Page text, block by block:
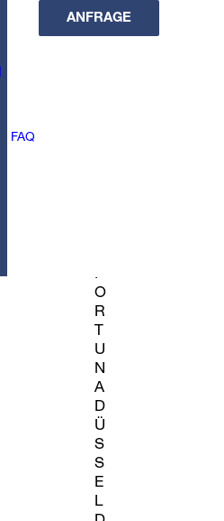
FAQ
ANFRAGE
F
O
R
U
N
A
D
Ü
S
S
E
L